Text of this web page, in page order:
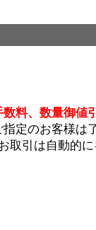
料、数量御値
定のお客様は
取引は自動的